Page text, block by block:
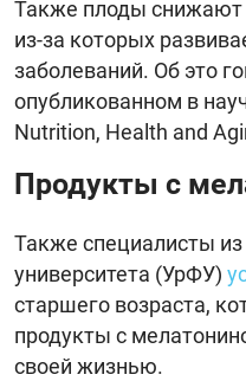
Также плоды снижают
из-за которых
заболеваний. Об это
опубликованном в
Nutrition, Health and
Продукты с
Также специалисты
университета (УрФУ)
старшего возраста,
продукты с
своей жизнью.